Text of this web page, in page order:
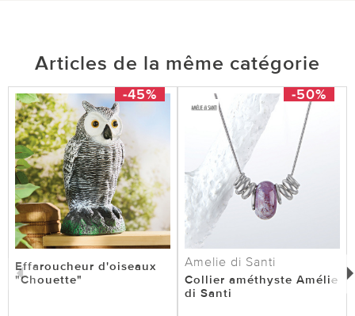
Articles de la même catégorie
-45%
Effaroucheur d'oiseaux
"Chouette"
-50%
Amelie di Santi
Collier améthyste Amélie
di Santi